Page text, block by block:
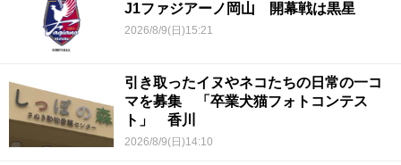
J1ファジアーノ岡山 開幕戦は黒星
2026/8/9(日)15:21
引き取ったイヌやネコたちの日常の一コ
マを募集 「卒業犬猫フォトコンテス
ト」 香川
2026/8/9(日)14:10